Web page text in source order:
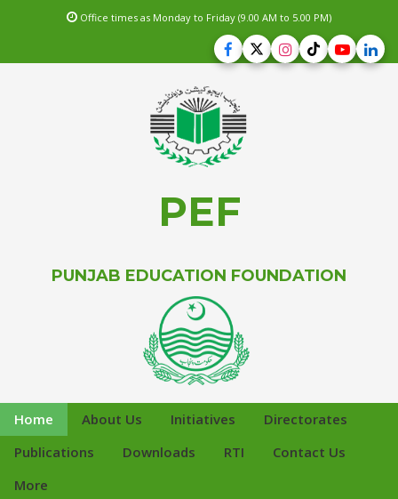
Office times as Monday to Friday (9.00 AM to 5.00 PM)
PEF
PUNJAB EDUCATION FOUNDATION
Home About Us Initiatives
Directorates
Publications
Downloads RTI
Contact Us
More